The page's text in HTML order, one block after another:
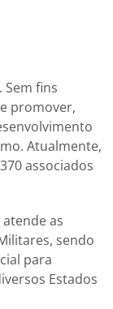
fins
promover,
Atualmente,
associados
as
sendo
para
Estados